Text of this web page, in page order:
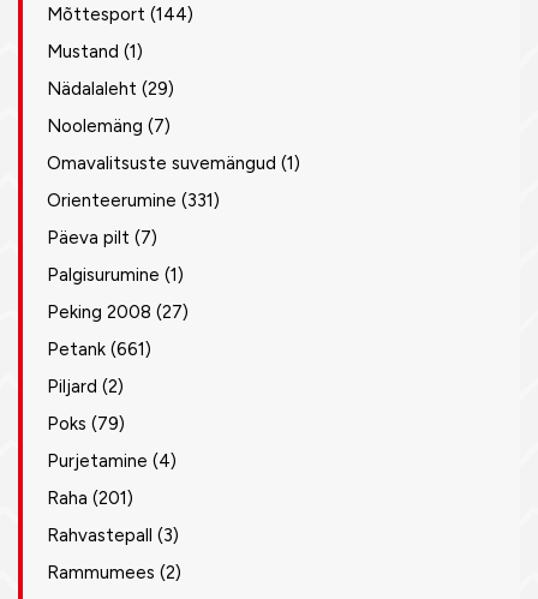
Mõttesport (144)
Mustand (1)
Nädalaleht (29)
Noolemäng (7)
Omavalitsuste suvemängud (1)
Orienteerumine (331)
Päeva pilt (7)
Palgisurumine (1)
Peking 2008 (27)
Petank (661)
Piljard (2)
Poks (79)
Purjetamine (4)
Raha (201)
Rahvastepall (3)
Rammumees (2)